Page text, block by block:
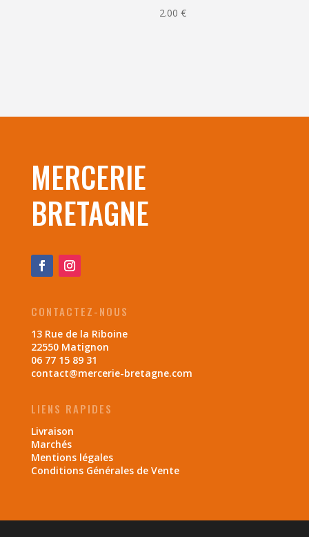
2.00€
MERCERIE
BRETAGNE
CONTACTEZ-NOUS
13 Rue de la Riboine
22550 Matignon
06 77 15 89 31
contact@mercerie-bretagne.com
LIENS RAPIDES
Livraison
Marchés
Mentions légales
Conditions Générales de Vente